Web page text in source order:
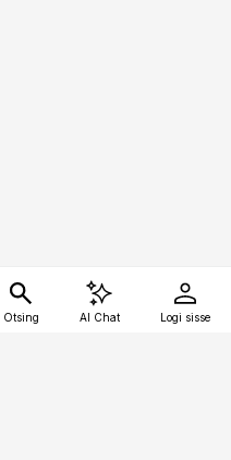
Otsing AI Chat Logi sisse